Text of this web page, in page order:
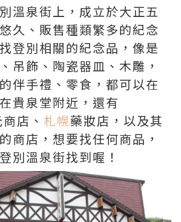
溫泉街上，成立於大正五
久、販售種類繁多的紀念
登別相關的紀念品，像是
吊飾、陶瓷器皿、木雕，
伴手禮、零食，都可以在
貴泉堂附近，還有
店、 札幌藥妝店，以及其
商店，想要找任何商品，
別溫泉街找到喔！